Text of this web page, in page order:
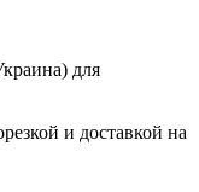
для
и доставкой на